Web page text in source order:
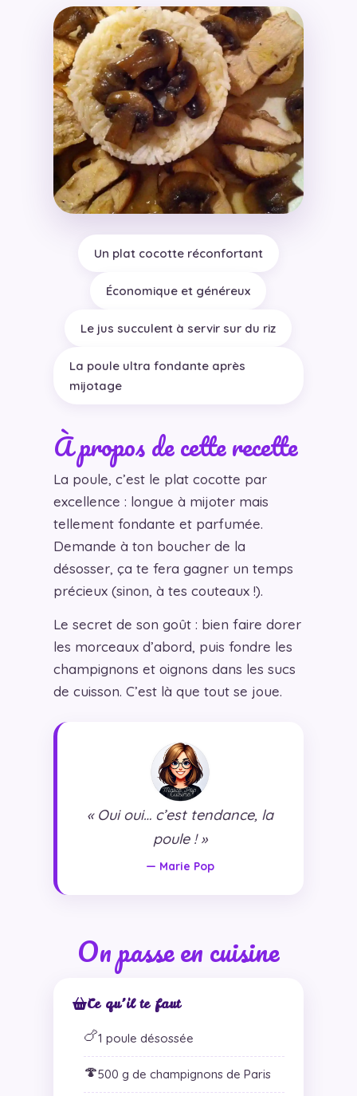
Un plat cocotte réconfortant
Économique et généreux
Le jus succulent à servir sur du riz
La poule ultra fondante après
mijotage
À propos de cette recette
La poule, c’est le plat cocotte par
excellence : longue à mijoter mais
tellement fondante et parfumée.
Demande à ton boucher de la
désosser, ça te fera gagner un temps
précieux (sinon, à tes couteaux !).
Le secret de son goût : bien faire dorer
les morceaux d’abord, puis fondre les
champignons et oignons dans les sucs
de cuisson. C’est là que tout se joue.
« Oui oui… c’est tendance, la
poule ! »
— Marie Pop
On passe en cuisine
Ce qu’il te faut
🍗1 poule désossée
🍄500 g de champignons de Paris